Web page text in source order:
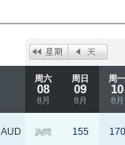
周六
08
8月
周日
09
8月
周
10
8月
AUD 詢問 155 170